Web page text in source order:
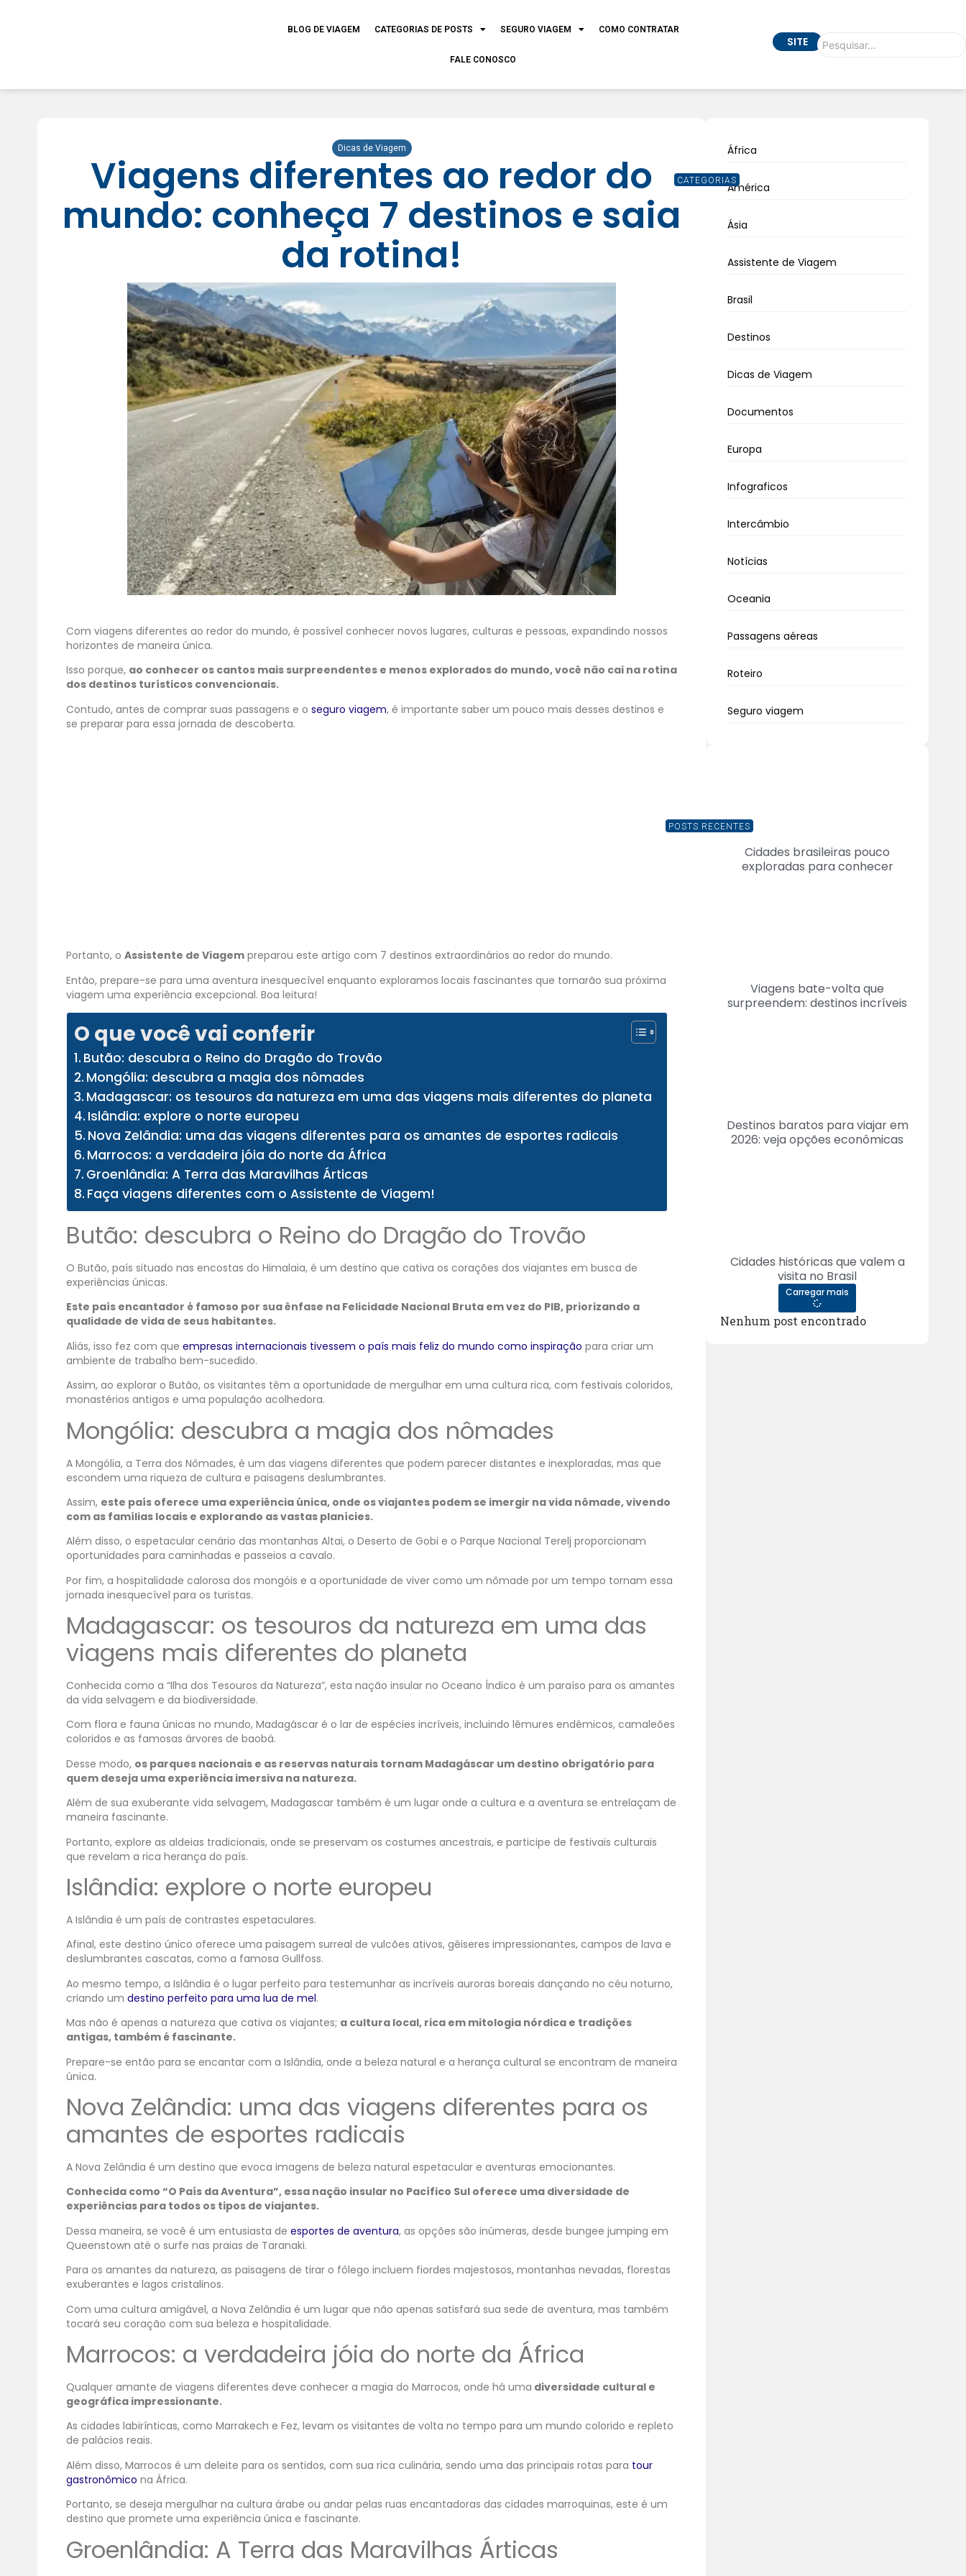
BLOG DE VIAGEM CATEGORIAS DE POSTS SEGURO VIAGEM COMO CONTRATAR
FALE CONOSCO
SITE
Dicas de Viagem
Viagens diferentes ao redor do
mundo: conheça 7 destinos e saia
da rotina!
Com viagens diferentes ao redor do mundo, é possível conhecer novos lugares, culturas e pessoas, expandindo nossos
horizontes de maneira única.
Isso porque, ao conhecer os cantos mais surpreendentes e menos explorados do mundo, você não cai na rotina
dos destinos turísticos convencionais.
Contudo, antes de comprar suas passagens e o seguro viagem, é importante saber um pouco mais desses destinos e
se preparar para essa jornada de descoberta.
Portanto, o Assistente de Viagem preparou este artigo com 7 destinos extraordinários ao redor do mundo.
Então, prepare-se para uma aventura inesquecível enquanto exploramos locais fascinantes que tornarão sua próxima
viagem uma experiência excepcional. Boa leitura!
O que você vai conferir
Butão: descubra o Reino do Dragão do Trovão
Mongólia: descubra a magia dos nômades
Madagascar: os tesouros da natureza em uma das viagens mais diferentes do planeta
Islândia: explore o norte europeu
Nova Zelândia: uma das viagens diferentes para os amantes de esportes radicais
Marrocos: a verdadeira jóia do norte da África
Groenlândia: A Terra das Maravilhas Árticas
Faça viagens diferentes com o Assistente de Viagem!
Butão: descubra o Reino do Dragão do Trovão
O Butão, país situado nas encostas do Himalaia, é um destino que cativa os corações dos viajantes em busca de
experiências únicas.
Este país encantador é famoso por sua ênfase na Felicidade Nacional Bruta em vez do PIB, priorizando a
qualidade de vida de seus habitantes.
Aliás, isso fez com que empresas internacionais tivessem o país mais feliz do mundo como inspiração para criar um
ambiente de trabalho bem-sucedido.
Assim, ao explorar o Butão, os visitantes têm a oportunidade de mergulhar em uma cultura rica, com festivais coloridos,
monastérios antigos e uma população acolhedora.
Mongólia: descubra a magia dos nômades
A Mongólia, a Terra dos Nômades, é um das viagens diferentes que podem parecer distantes e inexploradas, mas que
escondem uma riqueza de cultura e paisagens deslumbrantes.
Assim, este país oferece uma experiência única, onde os viajantes podem se imergir na vida nômade, vivendo
com as famílias locais e explorando as vastas planícies.
Além disso, o espetacular cenário das montanhas Altai, o Deserto de Gobi e o Parque Nacional Terelj proporcionam
oportunidades para caminhadas e passeios a cavalo.
Por fim, a hospitalidade calorosa dos mongóis e a oportunidade de viver como um nômade por um tempo tornam essa
jornada inesquecível para os turistas.
Madagascar: os tesouros da natureza em uma das
viagens mais diferentes do planeta
Conhecida como a “Ilha dos Tesouros da Natureza”, esta nação insular no Oceano Índico é um paraíso para os amantes
da vida selvagem e da biodiversidade.
Com flora e fauna únicas no mundo, Madagáscar é o lar de espécies incríveis, incluindo lêmures endêmicos, camaleões
coloridos e as famosas árvores de baobá.
Desse modo, os parques nacionais e as reservas naturais tornam Madagáscar um destino obrigatório para
quem deseja uma experiência imersiva na natureza.
Além de sua exuberante vida selvagem, Madagascar também é um lugar onde a cultura e a aventura se entrelaçam de
maneira fascinante.
Portanto, explore as aldeias tradicionais, onde se preservam os costumes ancestrais, e participe de festivais culturais
que revelam a rica herança do país.
Islândia: explore o norte europeu
A Islândia é um país de contrastes espetaculares.
Afinal, este destino único oferece uma paisagem surreal de vulcões ativos, gêiseres impressionantes, campos de lava e
deslumbrantes cascatas, como a famosa Gullfoss.
Ao mesmo tempo, a Islândia é o lugar perfeito para testemunhar as incríveis auroras boreais dançando no céu noturno,
criando um destino perfeito para uma lua de mel.
Mas não é apenas a natureza que cativa os viajantes; a cultura local, rica em mitologia nórdica e tradições
antigas, também é fascinante.
Prepare-se então para se encantar com a Islândia, onde a beleza natural e a herança cultural se encontram de maneira
única.
Nova Zelândia: uma das viagens diferentes para os
amantes de esportes radicais
A Nova Zelândia é um destino que evoca imagens de beleza natural espetacular e aventuras emocionantes.
Conhecida como “O País da Aventura”, essa nação insular no Pacífico Sul oferece uma diversidade de
experiências para todos os tipos de viajantes.
Dessa maneira, se você é um entusiasta de esportes de aventura, as opções são inúmeras, desde bungee jumping em
Queenstown até o surfe nas praias de Taranaki.
Para os amantes da natureza, as paisagens de tirar o fôlego incluem fiordes majestosos, montanhas nevadas, florestas
exuberantes e lagos cristalinos.
Com uma cultura amigável, a Nova Zelândia é um lugar que não apenas satisfará sua sede de aventura, mas também
tocará seu coração com sua beleza e hospitalidade.
Marrocos: a verdadeira jóia do norte da África
Qualquer amante de viagens diferentes deve conhecer a magia do Marrocos, onde há uma diversidade cultural e
geográfica impressionante.
As cidades labirínticas, como Marrakech e Fez, levam os visitantes de volta no tempo para um mundo colorido e repleto
de palácios reais.
Além disso, Marrocos é um deleite para os sentidos, com sua rica culinária, sendo uma das principais rotas para tour
gastronômico na África.
Portanto, se deseja mergulhar na cultura árabe ou andar pelas ruas encantadoras das cidades marroquinas, este é um
destino que promete uma experiência única e fascinante.
Groenlândia: A Terra das Maravilhas Árticas
CATEGORIAS
África
América
Ásia
Assistente de Viagem
Brasil
Destinos
Dicas de Viagem
Documentos
Europa
Infograficos
Intercâmbio
Notícias
Oceania
Passagens aéreas
Roteiro
Seguro viagem
POSTS RECENTES
Cidades brasileiras pouco
exploradas para conhecer
Viagens bate-volta que
surpreendem: destinos incríveis
Destinos baratos para viajar em
2026: veja opções econômicas
Cidades históricas que valem a
visita no Brasil
Carregar mais
Nenhum post encontrado